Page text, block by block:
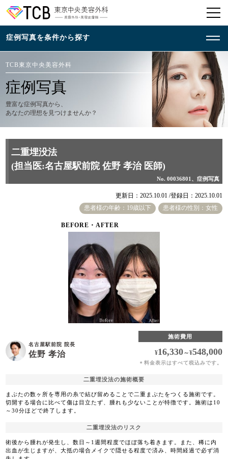
TCB東京中央美容外科
症例写真
豊富な症例写真から、
あなたの理想を見つけませんか？
二重埋没法
(担当医:名古屋駅前院 佐野 孝治 医師)
No. 00036801、症例写真
患者様の年齢：19歳以下 患者様の性別：女性
更新日：2025.10.01 /登録日：2025.10.01
BEFORE・AFTER
名古屋駅前院 院長
佐野 孝治
施術費用
¥16,330～¥548,000
＊ 料金表示はすべて税込みです。
二重埋没法の施術概要
まぶたの数ヶ所を専用の糸で結び留めることで二重まぶたをつくる施術です。
切開する場合に比べて傷は目立たず、腫れも少ないことが特徴です。施術は10
～30分ほどで終了します。
二重埋没法のリスク
術後から腫れが発生し、数日～1週間程度でほぼ落ち着きます。また、稀に内
出血が生じますが、大抵の場合メイクで隠せる程度で済み、時間経過で必ず消